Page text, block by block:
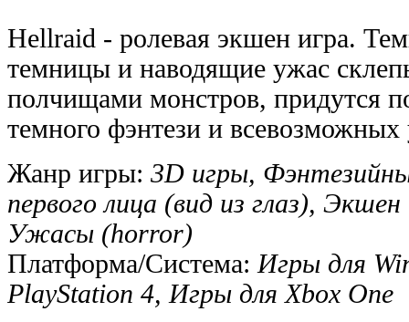
Hellraid - ролевая экшен игра.
темницы и наводящие ужас
полчищами монстров, придутся
темного фэнтези и всевозможных
Жанр игры: 3D игры,
первого лица (вид из глаз),
Ужасы (horror)
Платформа/Система: Игры для
PlayStation 4, Игры для Xbox One